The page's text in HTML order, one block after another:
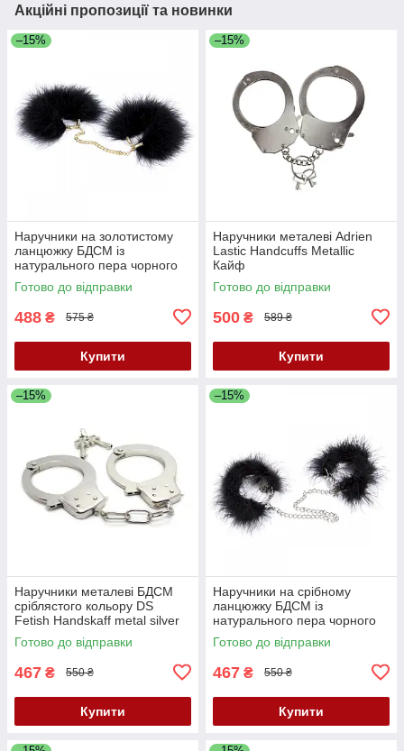
Акційні пропозиції та новинки
–15%
Наручники на золотистому
ланцюжку БДСМ із
натурального пера чорного
кольору DS Fetish Кайф
Готово до відправки
488 ₴ 575 ₴
Купити
–15%
Наручники металеві Adrien
Lastic Handcuffs Metallic
Кайф
Готово до відправки
500 ₴ 589 ₴
Купити
–15%
Наручники металеві БДСМ
сріблястого кольору DS
Fetish Handskaff metal silver
Кайф
Готово до відправки
467 ₴ 550 ₴
Купити
–15%
Наручники на срібному
ланцюжку БДСМ із
натурального пера чорного
кольору DS Fetish Кайф
Готово до відправки
467 ₴ 550 ₴
Купити